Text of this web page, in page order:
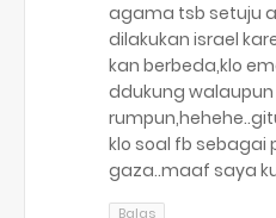
agama tsb setuju
dilakukan israel
kan berbeda,klo
ddukung
klo soal fb sebagai
gaza..maaf saya
Balas